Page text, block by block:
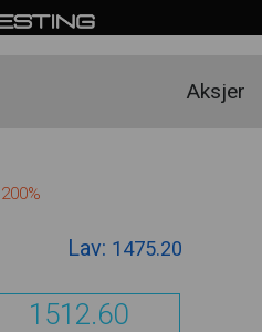
Aksjer
Lav: 1475.20
1512.60